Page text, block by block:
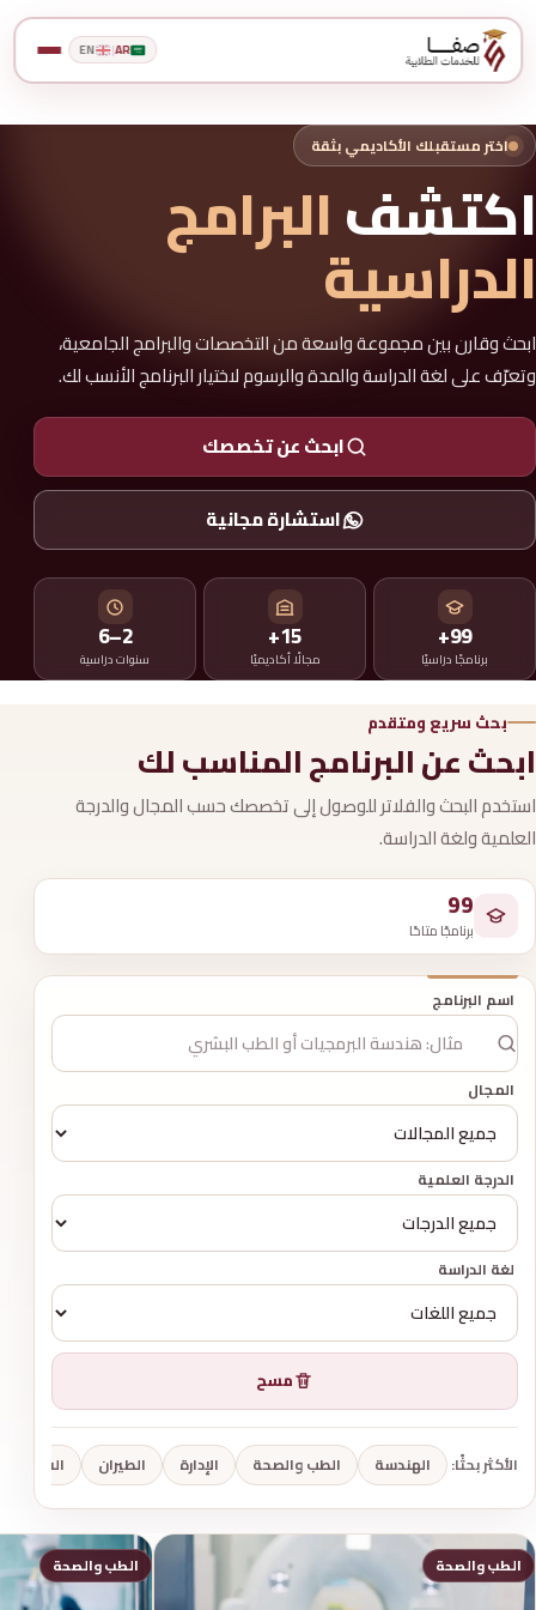
AR
|
EN
اختر مستقبلك الأكاديمي بثقة
اكتشفالبرامج
الدراسية
ابحث وقارن بين مجموعة واسعة من التخصصات والبرامج الجامعية،
وتعرّف على لغة الدراسة والمدة والرسوم لاختيار البرنامج الأنسب لك.
ابحث عن تخصصك
استشارة مجانية
99+
برنامجًا دراسيًا
15+
مجالًا أكاديميًا
2–6
سنوات دراسية
بحث سريع ومتقدم
ابحث عن البرنامج المناسب لك
استخدم البحث والفلاتر للوصول إلى تخصصك حسب المجال والدرجة
العلمية ولغة الدراسة.
99
برنامجًا متاحًا
اسم البرنامج
المجال
الدرجة العلمية
لغة الدراسة
مسح
الأكثر بحثًا: الهندسة الطب والصحة الإدارة الطيران الفنون
الطب والصحة الطب والصحة